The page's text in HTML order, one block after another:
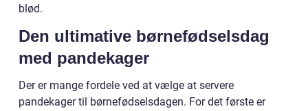
blød.
Den ultimative børnefødselsdag
med pandekager
Der er mange fordele ved at vælge at servere
pandekager til børnefødselsdagen. For det første er